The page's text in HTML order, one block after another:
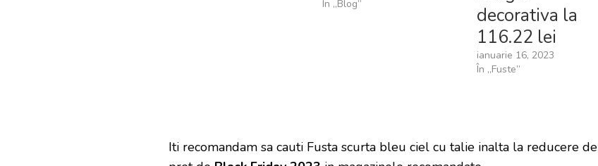
În „Blog”
decorativa la
116.22 lei
ianuarie 16, 2023
În „Fuste”
Iti recomandam sa cauti Fusta scurta bleu ciel cu talie inalta la reducere de